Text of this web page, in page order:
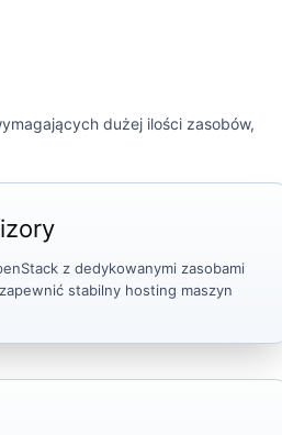
dużej ilości zasobów,
z dedykowanymi zasobami
stabilny hosting maszyn